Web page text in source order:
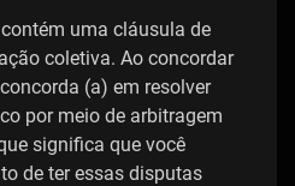
uma cláusula de
coletiva. Ao concordar
(a) em resolver
por meio de arbitragem
significa que você
de ter essas disputas